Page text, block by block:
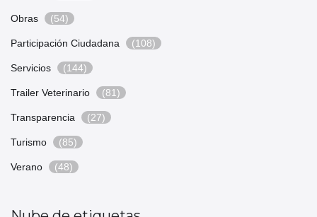
Obras (54)
Participación Ciudadana (108)
Servicios (144)
Trailer Veterinario (81)
Transparencia (27)
Turismo (85)
Verano (48)